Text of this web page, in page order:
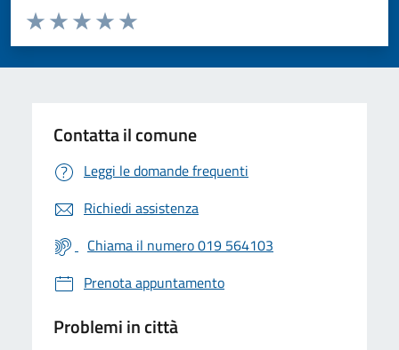
Valuta da 1 a 5 stelle la pagina
Valuta 5 stelle su 5
Valuta 4 stelle su 5
Valuta 3 stelle su 5
Valuta 2 stelle su 5
Valuta 1 stelle su 5
Contatta il comune
Leggi le domande frequenti
Richiedi assistenza
Chiama il numero 019 564103
Prenota appuntamento
Problemi in città